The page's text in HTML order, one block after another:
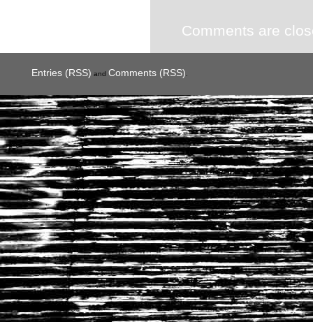
Comments are
Entries (RSS) and Comments (RSS)